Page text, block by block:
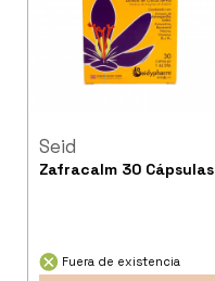
Seid
Zafracalm 30 Cápsulas
Fuera de existencia